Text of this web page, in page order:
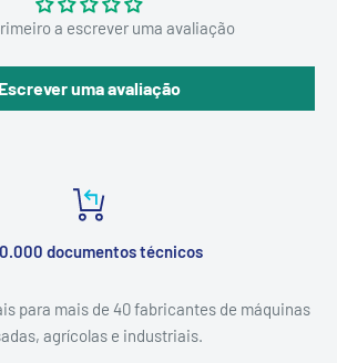
a escrever uma avaliação
Escrever uma avaliação
documentos técnicos
para mais de 40 fabricantes de máquinas
agrícolas e industriais.